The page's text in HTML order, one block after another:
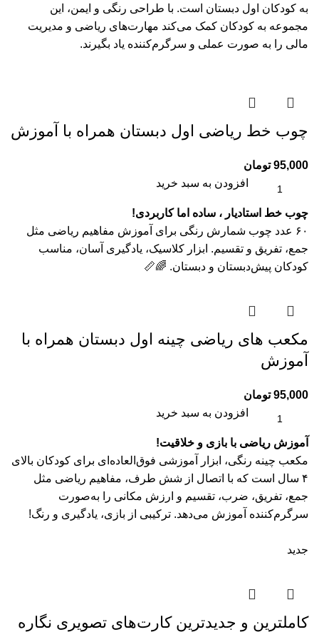
به کودکان اول دبستان است. با طراحی رنگی و ایمن، این
مجموعه به کودکان کمک می‌کند مهارت‌های ریاضی و مدیریت
مالی را به صورت عملی و سرگرم‌کننده یاد بگیرند.
چوب خط ریاضی اول دبستان همراه با آموزش
95,000 تومان
افزودن به سبد خرید
چوب خط استادیار ، ساده اما کاربردی!
۶۰ عدد چوب شمارش رنگی برای آموزش مفاهیم ریاضی مثل
جمع، تفریق و تقسیم. ابزار کلاسیک، یادگیری آسان، مناسب
کودکان پیش‌دبستان و دبستان. 🌈📏
مکعب های ریاضی چینه اول دبستان همراه با
آموزش
95,000 تومان
افزودن به سبد خرید
آموزش ریاضی با بازی و خلاقیت!
مکعب چینه رنگی، ابزار آموزشی فوق‌العاده‌ای برای کودکان بالای
۴ سال است که با اتصال از شش طرف، مفاهیم ریاضی مثل
جمع، تفریق، ضرب، تقسیم و ارزش مکانی را به‌صورت
سرگرم‌کننده آموزش می‌دهد. ترکیبی از بازی، یادگیری و رنگ!
جدید
کاملترین و جدیدترین کارت‌های تصویری نگاره